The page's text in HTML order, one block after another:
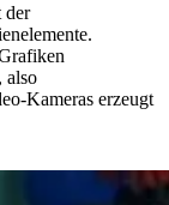
der
also
Kameras erzeugt